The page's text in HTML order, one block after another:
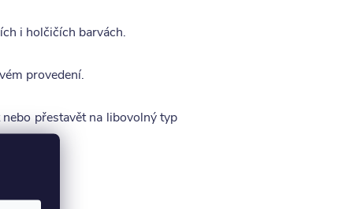
i holčičích barvách.
provedení.
přestavět na libovolný typ